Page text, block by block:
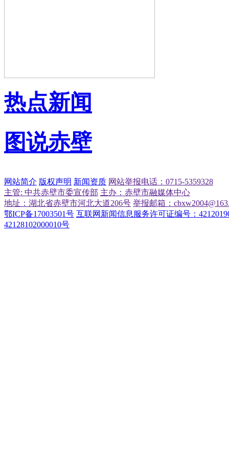
热点新闻
图说赤壁
网站简介 版权声明 新闻资质 网站举报电话：0715-5359328
主管: 中共赤壁市委宣传部 主办：赤壁市融媒体中心
地址：湖北省赤壁市河北大道206号 举报邮箱：
鄂ICP备17003501号 互联网新闻信息服务许可证编号：
42128102000010号